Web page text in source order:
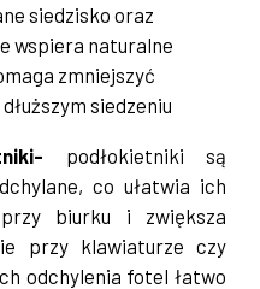
siedzisko oraz
wspiera naturalne
zmniejszyć
siedzeniu
podłokietniki są
co ułatwia ich
biurku i zwiększa
przy klawiaturze czy
odchylenia fotel łatwo